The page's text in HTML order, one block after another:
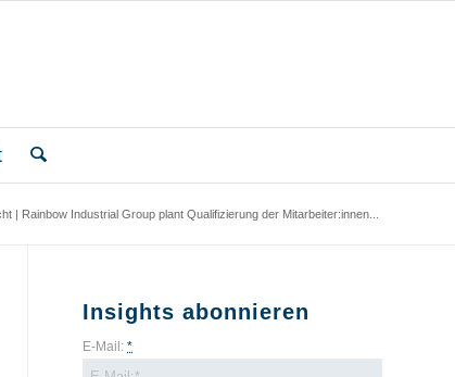
| Rainbow Industrial Group plant Qualifizierung der Mitarbeiter:innen...
Insights abonnieren
E-Mail:*